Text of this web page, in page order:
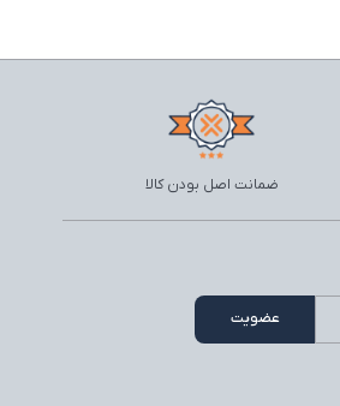
ضمانت اصل بودن کالا